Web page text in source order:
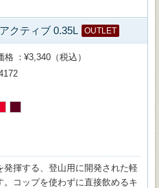
クティブ 0.35L OUTLET
格
¥3,340（税込）
揮する、登山用に開発された軽
コップを使わずに直接飲めるキ